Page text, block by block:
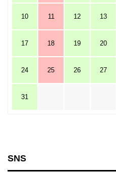
10 11 12 13
17 18 19 20
24 25 26 27
31
SNS